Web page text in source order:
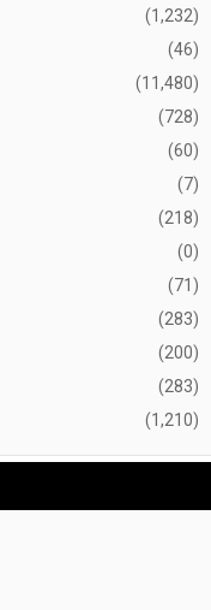
(1,232)
(46)
(11,480)
(728)
(60)
(7)
(218)
(0)
(71)
(283)
(200)
(283)
(1,210)